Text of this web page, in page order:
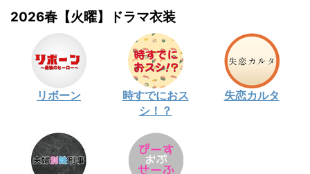
2026春【火曜】ドラマ衣装
リボーン
時すでにおス
シ！？
失恋カルタ